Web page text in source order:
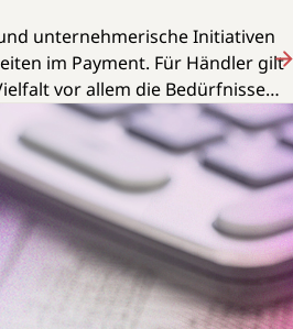
unternehmerische Initiativen
im Payment. Für Händler gilt
vor allem die Bedürfnisse
behalten.